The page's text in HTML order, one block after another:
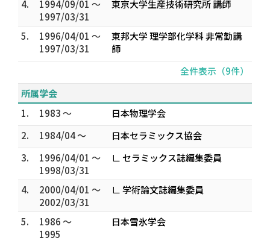
4.
1994/09/01 ～
1997/03/31
東京大学生産技術研究所 講師
5.
1996/04/01 ～
1997/03/31
東邦大学 理学部化学科 非常勤講
師
全件表示（9件）
所属学会
1.
1983 ～
日本物理学会
2.
1984/04 ～
日本セラミックス協会
3.
1996/04/01 ～
1998/03/31
∟ セラミックス誌編集委員
4.
2000/04/01 ～
2002/03/31
∟ 学術論文誌編集委員
5.
1986 ～
1995
日本雪氷学会